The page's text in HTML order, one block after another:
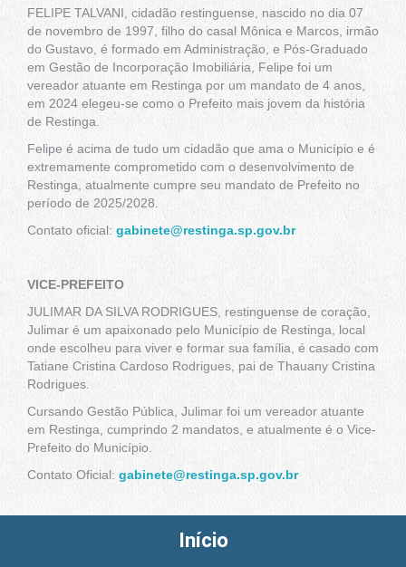
FELIPE TALVANI, cidadão restinguense, nascido no dia 07
de novembro de 1997, filho do casal Mônica e Marcos, irmão
do Gustavo, é formado em Administração, e Pós-Graduado
em Gestão de Incorporação Imobiliária, Felipe foi um
vereador atuante em Restinga por um mandato de 4 anos,
em 2024 elegeu-se como o Prefeito mais jovem da história
de Restinga.
Felipe é acima de tudo um cidadão que ama o Município e é
extremamente comprometido com o desenvolvimento de
Restinga, atualmente cumpre seu mandato de Prefeito no
período de 2025/2028.
Contato oficial: gabinete@restinga.sp.gov.br
VICE-PREFEITO
JULIMAR DA SILVA RODRIGUES, restinguense de coração,
Julimar é um apaixonado pelo Município de Restinga, local
onde escolheu para viver e formar sua família, é casado com
Tatiane Cristina Cardoso Rodrigues, pai de Thauany Cristina
Rodrigues.
Cursando Gestão Pública, Julimar foi um vereador atuante
em Restinga, cumprindo 2 mandatos, e atualmente é o Vice-
Prefeito do Município.
Contato Oficial: gabinete@restinga.sp.gov.br
Início